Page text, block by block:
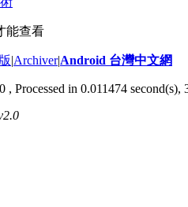
能查看
|Archiver|Android 台灣中文網
, Processed in 0.011474